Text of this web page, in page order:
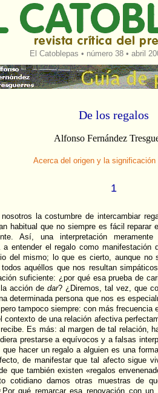
El Catoblepas • número 38 • abril
De los regalos
Alfonso Fernández
Acerca del origen y la significación
1
nosotros la costumbre de intercambiar
habitual que no siempre es fácil reparar
Así, una interpretación
a entender el regalo como
del mismo; lo que es cierto, aunque no
aquéllos que nos resultan
suficiente: ¿por qué esa prueba de
acción de dar? ¿Diremos, tal vez, que
determinada persona que nos es
tampoco siempre: con más frecuencia
contexto de una relación afectiva
Es más: al margen de tal relación,
prestarse a equívocos y a falsas
que hacer un regalo a alguien es una
de manifestar que tal afecto sigue
que también existen «regalos
cotidiano damos otras muestras de
qué remarcar esa renovación con un